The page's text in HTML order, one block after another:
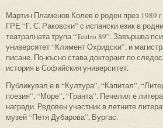
Мартин Пламенов Колев е роден през 1989
ГРЕ “Г. С. Раковски” с испански език в
театралната трупа “Teatro 89”. Завършва
университет “Климент Охридски”, и
писане. По-късно става докторант по
история в Софийския университет.
Публикувал е в “Култура”, “Капитал”,
поезия”, “Море”, “Гранта”. Печелил е
награди. Редовен участник в летните
музей “Петя Дубарова”, Бургас.